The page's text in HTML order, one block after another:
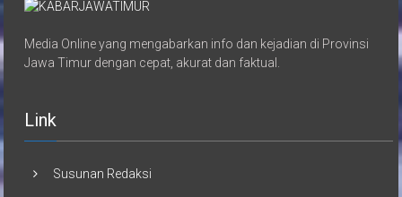
Media Online yang mengabarkan info dan kejadian di Provinsi
Jawa Timur dengan cepat, akurat dan faktual.
Link
Susunan Redaksi